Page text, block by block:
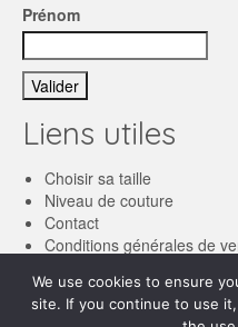
Prénom
Liens utiles
Choisir sa taille
Niveau de couture
Contact
Conditions générales de
We use cookies to ensure
site. If you continue to use